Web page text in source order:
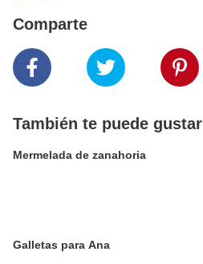
Comparte
También te puede gustar
Mermelada de zanahoria
Galletas para Ana